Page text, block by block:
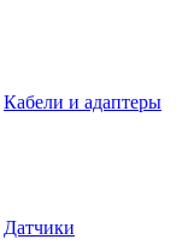
Кабели и адаптеры
Датчики